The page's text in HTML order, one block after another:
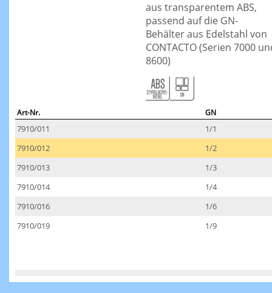
aus transparentem ABS,
passend auf die GN-
Behälter aus Edelstahl von
CONTACTO (Serien 7000
8600)
Art-Nr. GN
7910/011
1/1
7910/012
1/2
7910/013
1/3
7910/014
1/4
7910/016
1/6
7910/019
1/9